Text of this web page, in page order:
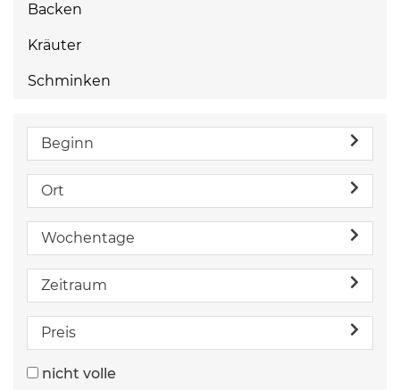
Backen
Kräuter
Schminken
Beginn
Ort
Wochentage
Zeitraum
Preis
nicht volle